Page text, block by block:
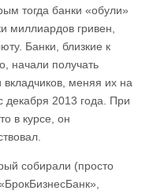
тогда банки «обули»
миллиардов гривен,
Банки, близкие к
начали получать
меняя их на
декабря 2013 года. При
в курсе, он
собирали (просто